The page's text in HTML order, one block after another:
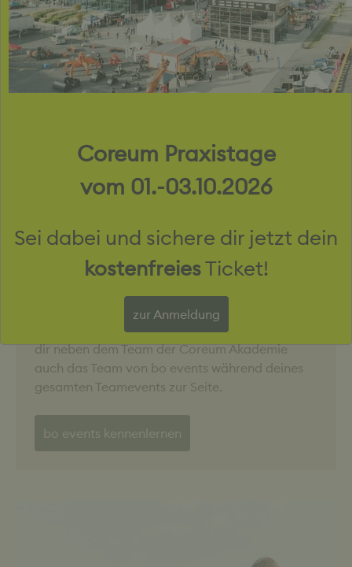
Gemeinsam machen wir dein
Teamevent unvergesslich.
Als starke Partner im Bereich Teambuilding steht
dir neben dem Team der Coreum Akademie
auch das Team von bo events während deines
gesamten Teamevents zur Seite.
bo events kennenlernen
Coreum Praxistage
vom 01.-03.10.2026
Sei dabei und sichere dir jetzt dein
kostenfreiesTicket!
zur Anmeldung